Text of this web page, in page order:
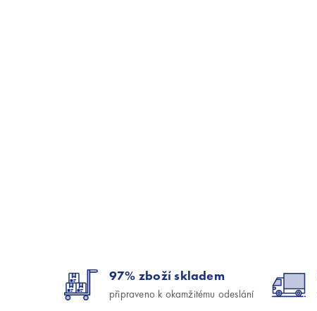
97% zboží skladem
připraveno k okamžitému odeslání